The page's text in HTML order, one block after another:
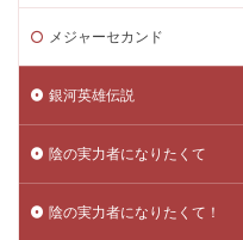
メジャーセカンド
銀河英雄伝説
陰の実力者になりたくて
陰の実力者になりたくて！